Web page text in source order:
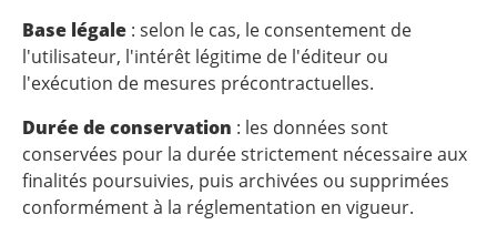
Base légale : selon le cas, le consentement de
l'utilisateur, l'intérêt légitime de l'éditeur ou
l'exécution de mesures précontractuelles.
Durée de conservation : les données sont
conservées pour la durée strictement nécessaire aux
finalités poursuivies, puis archivées ou supprimées
conformément à la réglementation en vigueur.